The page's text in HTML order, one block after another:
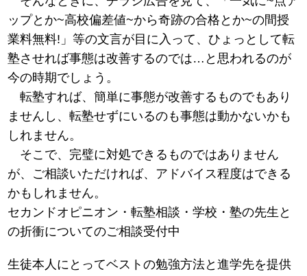
ップとか~高校偏差値~から奇跡の合格とか~の間授
業料無料!」等の文言が目に入って、ひょっとして転
塾させれば事態は改善するのでは…と思われるのが
今の時期でしょう。
転塾すれば、簡単に事態が改善するものでもあり
ませんし、転塾せずにいるのも事態は動かないかも
しれません。
そこで、完璧に対処できるものではありません
が、ご相談いただければ、アドバイス程度はできる
かもしれません。
セカンドオピニオン・転塾相談・学校・塾の先生と
の折衝についてのご相談受付中
生徒本人にとってベストの勉強方法と進学先を提供